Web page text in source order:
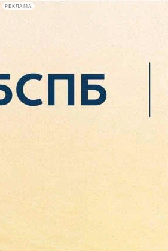
РЕКЛАМА
Сегодня:
2026.08.06